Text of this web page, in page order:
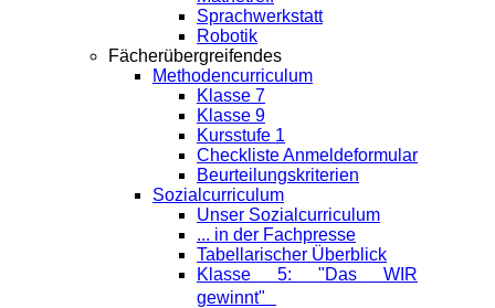
Sprachwerkstatt
Robotik
Fächerübergreifendes
Methodencurriculum
Klasse 7
Klasse 9
Kursstufe 1
Checkliste Anmeldeformular
Beurteilungskriterien
Sozialcurriculum
Unser Sozialcurriculum
... in der Fachpresse
Tabellarischer Überblick
Klasse 5: "Das WIR
gewinnt"